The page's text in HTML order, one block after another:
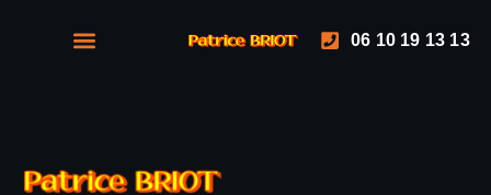
06 10 19 13 13